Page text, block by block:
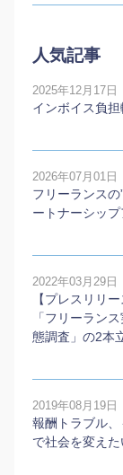
人気記事
2025年12月17日
インボイス負
2026年07月01日
フリーランス
ートナーシッ
2022年03月29日
【プレスリリ
「フリーラン
態調査」の2本
2019年08月19日
報酬トラブル
で社会を変えた